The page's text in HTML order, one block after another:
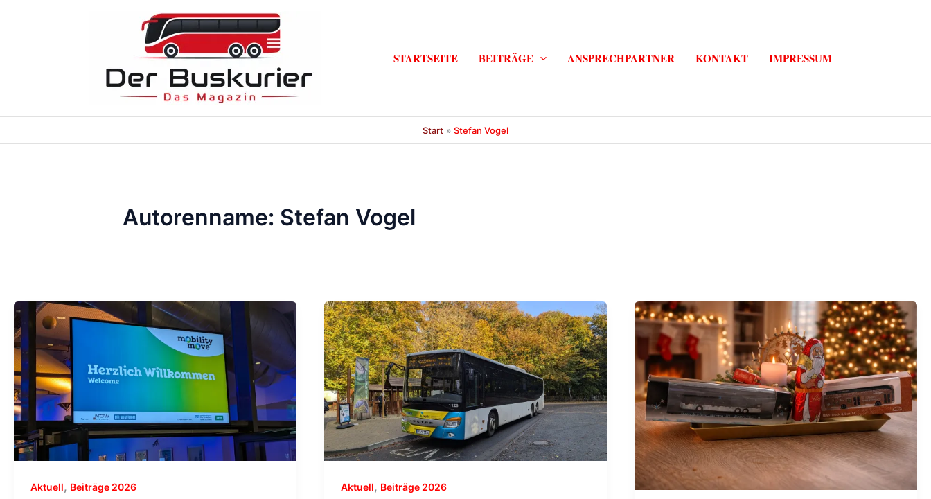
STARTSEITE BEITRÄGE ANSPRECHPARTNER KONTAKT IMPRESSUM
Start Stefan Vogel
Autorenname: Stefan Vogel
Aktuell, Beiträge 2026 Aktuell, Beiträge 2026